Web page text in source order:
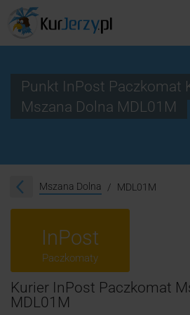
Śledzenie
Punkt InPost Paczkomat
Mszana Dolna MDL01M
Mszana Dolna MDL01M
InPost
Paczkomaty
Kurier InPost Paczkomat
MDL01M